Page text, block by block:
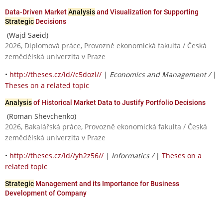
Data-Driven MarketAnalysisand Visualization for Supporting
Strategic Decisions
(Wajd Saeid)
2026, Diplomová práce, Provozně ekonomická fakulta / Česká
zemědělská univerzita v Praze
• http://theses.cz/id//c5dozl// | Economics and Management / |
Theses on a related topic
Analysisof Historical Market Data to Justify Portfolio Decisions
(Roman Shevchenko)
2026, Bakalářská práce, Provozně ekonomická fakulta / Česká
zemědělská univerzita v Praze
• http://theses.cz/id//yh2z56// | Informatics / | Theses on a
related topic
Strategic Management and its Importance for Business
Development of Company